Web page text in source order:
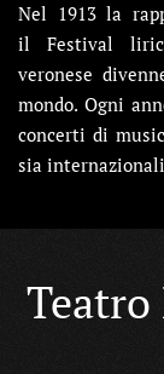
Nel 1913 la
il Festival
veronese
mondo. Ogni
concerti di
sia
Teatro